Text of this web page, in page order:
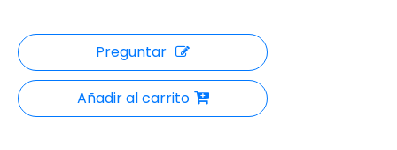
Preguntar
Añadir al carrito